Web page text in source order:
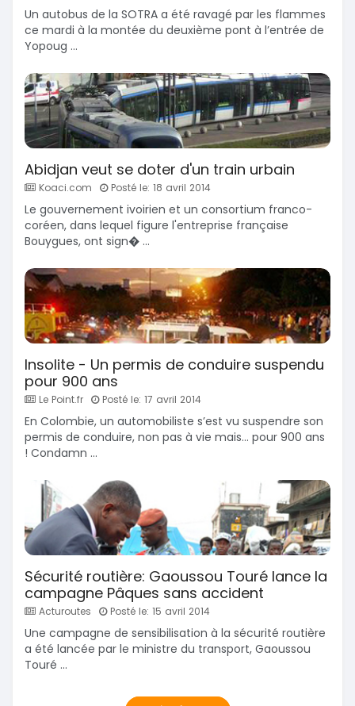
Un autobus de la SOTRA a été ravagé par les flammes
ce mardi à la montée du deuxième pont à l’entrée de
Yopoug ...
Abidjan veut se doter d'un train urbain
Koaci.com Posté le: 18 avril 2014
Le gouvernement ivoirien et un consortium franco-
coréen, dans lequel figure l'entreprise française
Bouygues, ont sign� ...
Insolite - Un permis de conduire suspendu
pour 900 ans
Le Point.fr Posté le: 17 avril 2014
En Colombie, un automobiliste s’est vu suspendre son
permis de conduire, non pas à vie mais… pour 900 ans
! Condamn ...
Sécurité routière: Gaoussou Touré lance la
campagne Pâques sans accident
Acturoutes Posté le: 15 avril 2014
Une campagne de sensibilisation à la sécurité routière
a été lancée par le ministre du transport, Gaoussou
Touré ...